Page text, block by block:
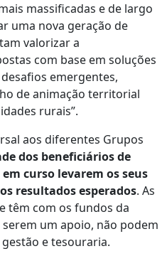
massificadas e de largo
uma nova geração de
valorizar a
com base em soluções
emergentes,
de animação territorial
rurais”.
aos diferentes Grupos
dos beneficiários de
curso levarem os seus
resultados esperados. As
têm com os fundos da
um apoio, não podem
e tesouraria.